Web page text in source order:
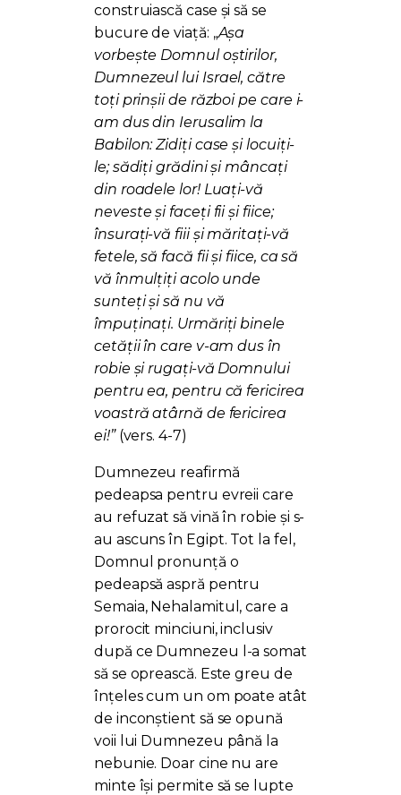
construiască case și să se
bucure de viață: „Așa
vorbește Domnul oștirilor,
Dumnezeul lui Israel, către
toți prinșii de război pe care i-
am dus din Ierusalim la
Babilon: Zidiți case și locuiți-
le; sădiți grădini și mâncați
din roadele lor! Luați-vă
neveste și faceți fii și fiice;
însurați-vă fiii și măritați-vă
fetele, să facă fii și fiice, ca să
vă înmulțiți acolo unde
sunteți și să nu vă
împuținați. Urmăriți binele
cetății în care v-am dus în
robie și rugați-vă Domnului
pentru ea, pentru că fericirea
voastră atârnă de fericirea
ei!”(vers. 4-7)
Dumnezeu reafirmă
pedeapsa pentru evreii care
au refuzat să vină în robie și s-
au ascuns în Egipt. Tot la fel,
Domnul pronunță o
pedeapsă aspră pentru
Semaia, Nehalamitul, care a
prorocit minciuni, inclusiv
după ce Dumnezeu l-a somat
să se oprească. Este greu de
înțeles cum un om poate atât
de inconștient să se opună
voii lui Dumnezeu până la
nebunie. Doar cine nu are
minte își permite să se lupte